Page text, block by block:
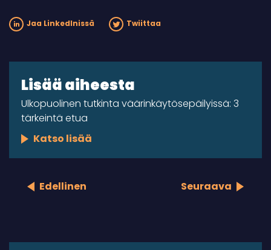
Jaa LinkedInissä Twiittaa
Lisää aiheesta
Ulkopuolinen tutkinta väärinkäytösepäilyissä: 3
tärkeintä etua
Katso lisää
Edellinen Seuraava